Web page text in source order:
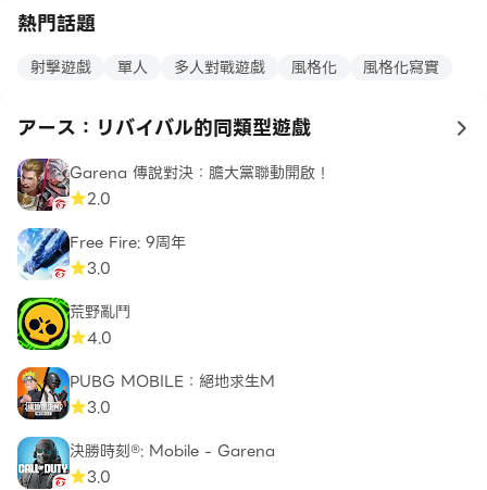
熱門話題
射擊遊戲 單人 多人對戰遊戲 風格化 風格化寫實
アース：リバイバル的同類型遊戲 to
Garena 傳說對決：膽大黨聯動開啟！
2.0
Free Fire: 9周年
3.0
荒野亂鬥
4.0
PUBG MOBILE：絕地求生M
3.0
決勝時刻®: Mobile - Garena
3.0